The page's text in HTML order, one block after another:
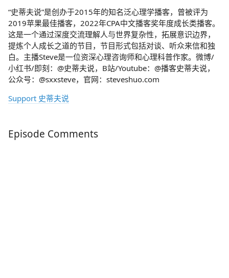
“史蒂夫说”是创办于2015年的知名泛心理学播客，曾被评为
2019苹果最佳播客，2022年CPA中文播客奖年度成长类播客。
这是一个通过深度交流理解人与世界复杂性，拓展意识边界，
提炼个人成长之道的节目，节目形式包括对谈、听众来信和独
白。主播Steve是一位资深心理咨询师和心理科普作家。微博/
小红书/即刻：@史蒂夫说，B站/Youtube：@播客史蒂夫说，
公众号：@sxxsteve，官网：steveshuo.com
Support 史蒂夫说
Episode Comments